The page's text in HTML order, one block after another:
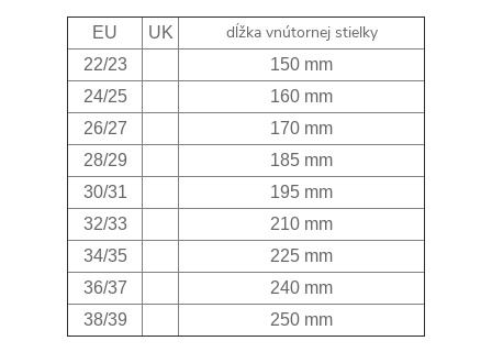
EU UK dĺžka vnútornej stielky
22/23
150 mm
24/25
160 mm
26/27
170 mm
28/29
185 mm
30/31
195 mm
32/33
210 mm
34/35
225 mm
36/37
240 mm
38/39
250 mm